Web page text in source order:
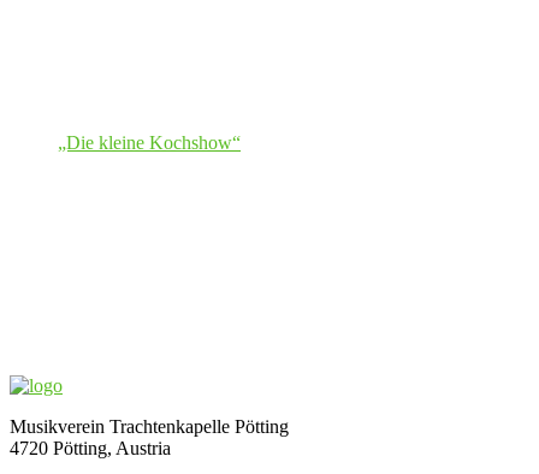
„Die kleine Kochshow“
Musikverein Trachtenkapelle Pötting
4720 Pötting, Austria